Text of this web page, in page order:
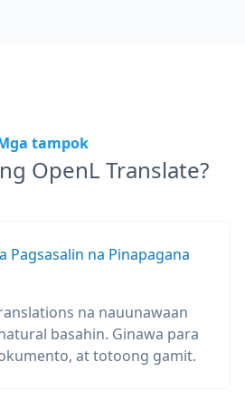
tampok
OpenL Translate?
Pagsasalin na Pinapagana
na nauunawaan
basahin. Ginawa para
at totoong gamit.